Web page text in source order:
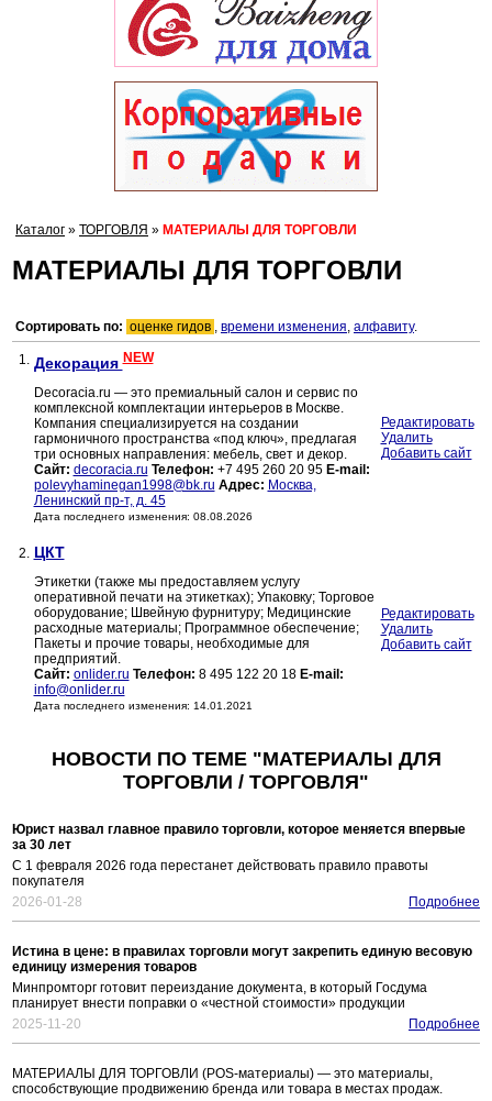
Каталог » ТОРГОВЛЯ » МАТЕРИАЛЫ ДЛЯ ТОРГОВЛИ
МАТЕРИАЛЫ ДЛЯ ТОРГОВЛИ
Сортировать по: оценке гидов , времени изменения, алфавиту.
1. ДекорацияNEW
Decoracia.ru — это премиальный салон и сервис по
комплексной комплектации интерьеров в Москве.
Компания специализируется на создании
гармоничного пространства «под ключ», предлагая
три основных направления: мебель, свет и декор.
Сайт: decoracia.ru Телефон: +7 495 260 20 95 E-mail:
polevyhaminegan1998@bk.ru Адрес: Москва,
Ленинский пр-т, д. 45
Дата последнего изменения: 08.08.2026
Редактировать
Удалить
Добавить сайт
2. ЦКТ
Этикетки (также мы предоставляем услугу
оперативной печати на этикетках); Упаковку; Торговое
оборудование; Швейную фурнитуру; Медицинские
расходные материалы; Программное обеспечение;
Пакеты и прочие товары, необходимые для
предприятий.
Сайт: onlider.ru Телефон: 8 495 122 20 18 E-mail:
info@onlider.ru
Дата последнего изменения: 14.01.2021
Редактировать
Удалить
Добавить сайт
НОВОСТИ ПО ТЕМЕ "МАТЕРИАЛЫ ДЛЯ
ТОРГОВЛИ / ТОРГОВЛЯ"
Юрист назвал главное правило торговли, которое меняется впервые
за 30 лет
С 1 февраля 2026 года перестанет действовать правило правоты
покупателя
2026-01-28
Подробнее
Истина в цене: в правилах торговли могут закрепить единую весовую
единицу измерения товаров
Минпромторг готовит переиздание документа, в который Госдума
планирует внести поправки о «честной стоимости» продукции
2025-11-20
Подробнее
МАТЕРИАЛЫ ДЛЯ ТОРГОВЛИ (POS-материалы) — это материалы,
способствующие продвижению бренда или товара в местах продаж.